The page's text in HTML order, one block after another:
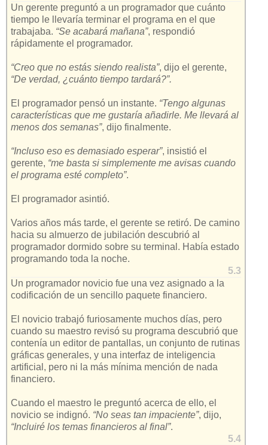
Un gerente preguntó a un programador que cuánto
tiempo le llevaría terminar el programa en el que
trabajaba. “Se acabará mañana”, respondió
rápidamente el programador.
“Creo que no estás siendo realista”, dijo el gerente,
“De verdad, ¿cuánto tiempo tardará?”.
El programador pensó un instante. “Tengo algunas
características que me gustaría añadirle. Me llevará al
menos dos semanas”, dijo finalmente.
“Incluso eso es demasiado esperar”, insistió el
gerente, “me basta si simplemente me avisas cuando
el programa esté completo”.
El programador asintió.
Varios años más tarde, el gerente se retiró. De camino
hacia su almuerzo de jubilación descubrió al
programador dormido sobre su terminal. Había estado
programando toda la noche.
5.3
Un programador novicio fue una vez asignado a la
codificación de un sencillo paquete financiero.
El novicio trabajó furiosamente muchos días, pero
cuando su maestro revisó su programa descubrió que
contenía un editor de pantallas, un conjunto de rutinas
gráficas generales, y una interfaz de inteligencia
artificial, pero ni la más mínima mención de nada
financiero.
Cuando el maestro le preguntó acerca de ello, el
novicio se indignó. “No seas tan impaciente”, dijo,
“Incluiré los temas financieros al final”.
5.4